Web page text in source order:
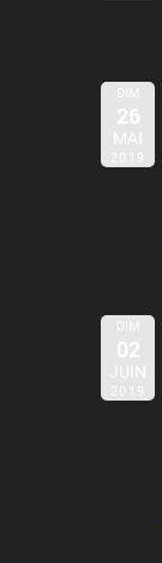
DIM
26
MAI
2019
DIM
02
JUIN
2019